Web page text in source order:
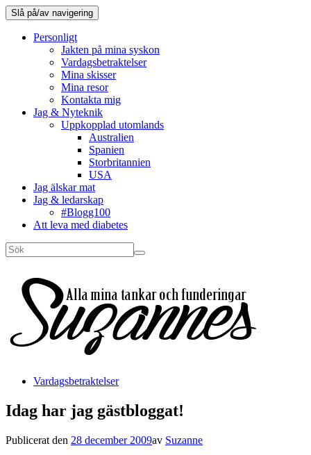
Slå på/av navigering
Personligt
Jakten på mina syskon
Vardagsbetraktelser
Mina skisser
Mina resor
Kontakta mig
Jag & Nyteknik
Uppkopplad utomlands
Australien
Spanien
Storbritannien
USA
Jag älskar mat
Jag & ledarskap
#Blogg100
Att leva med diabetes
Vardagsbetraktelser
Idag har jag gästbloggat!
Publicerat den 28 december 2009av Suzanne